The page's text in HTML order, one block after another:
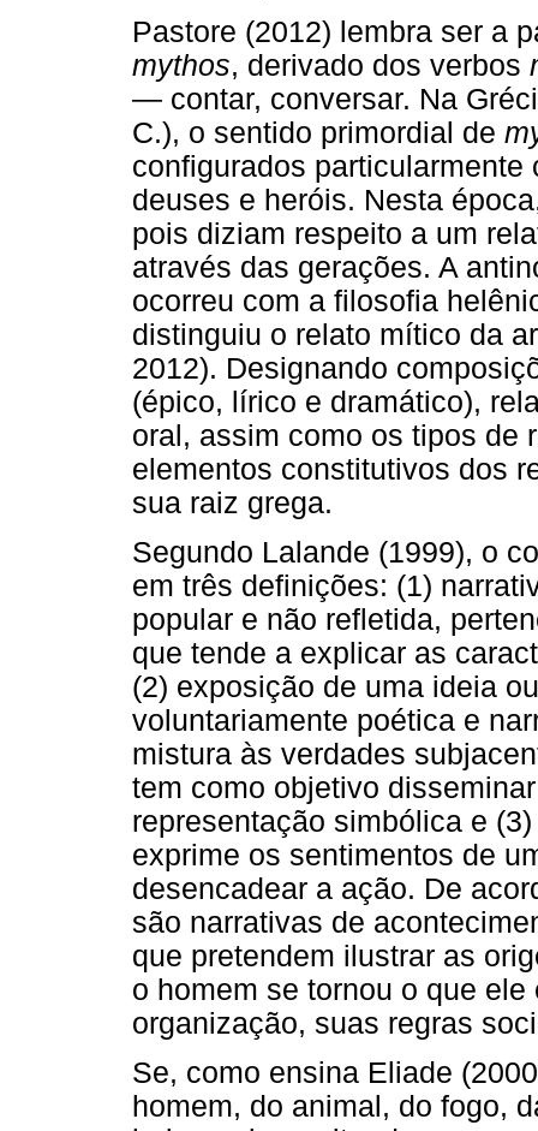
Pastore (2012) lembra ser a
mythos, derivado dos verbos
— contar, conversar. Na
C.), o sentido primordial de
configurados
deuses e heróis. Nesta
pois diziam respeito a um
através das gerações. A
ocorreu com a filosofia
distinguiu o relato mítico da
2012). Designando
(épico, lírico e dramático),
oral, assim como os tipos de
elementos constitutivos dos
sua raiz grega.
Segundo Lalande (1999), o
em três definições: (1)
popular e não refletida,
que tende a explicar as
(2) exposição de uma ideia
voluntariamente poética e
mistura às verdades
tem como objetivo
representação simbólica e
exprime os sentimentos de
desencadear a ação. De
são narrativas de
que pretendem ilustrar as
o homem se tornou o que
organização, suas regras
Se, como ensina Eliade
homem, do animal, do fogo,